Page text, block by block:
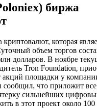
биржа
которая
объем торгов
долларов. В ноябре
Tron Foundation,
акций площадки у
сообщил, что приложит
сильнейших
в этот проект около